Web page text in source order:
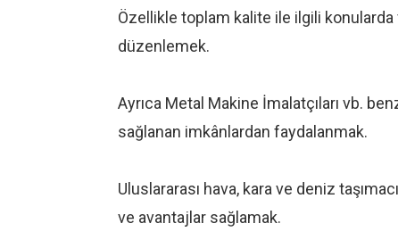
Özellikle toplam kalite ile ilgili
düzenlemek.
Ayrıca Metal Makine İmalatçıları vb.
sağlanan imkânlardan faydalanmak.
Uluslararası hava, kara ve deniz
ve avantajlar sağlamak.